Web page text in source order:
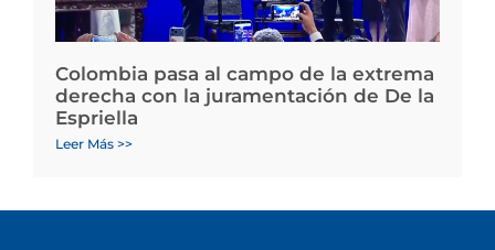
Colombia pasa al campo de la extrema
derecha con la juramentación de De la
Espriella
Leer Más >>